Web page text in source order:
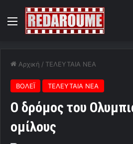
Menu
Αρχική / ΤΕΛΕΥΤΑΙΑ ΝΕΑ
ΒΟΛΕΪ ΤΕΛΕΥΤΑΙΑ ΝΕΑ
Ο δρόμος του
ομίλους